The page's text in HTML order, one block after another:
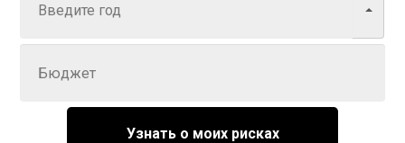
Узнать о моих рисках